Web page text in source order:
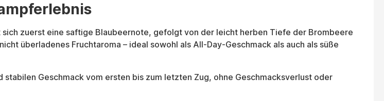
zuerst eine saftige Blaubeernote, gefolgt von der leicht herben Tiefe der Brombeere
überladenes Fruchtaroma – ideal sowohl als All-Day-Geschmack als auch als süße
Geschmack vom ersten bis zum letzten Zug, ohne Geschmacksverlust oder